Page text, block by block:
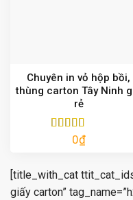
Chuyên in vỏ hộp bồi,
thùng carton Tây Ninh
rẻ
Được xếp
0₫
[title_with_cat
giấy carton”